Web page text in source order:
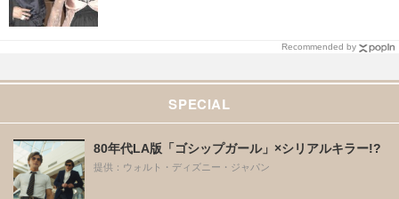
Recommended by
SPECIAL
80年代LA版「ゴシップガール」×シリアルキラー!?
提供：ウォルト・ディズニー・ジャパン